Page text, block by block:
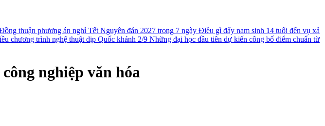
thuận phương án nghỉ Tết Nguyên đán 2027 trong 7 ngày Điều gì đẩy nam sinh 14 tuổi đến vụ xả
chương trình nghệ thuật dịp Quốc khánh 2/9 Những đại học đầu tiên dự kiến công bố điểm chuẩn từ
nghiệp văn hóa